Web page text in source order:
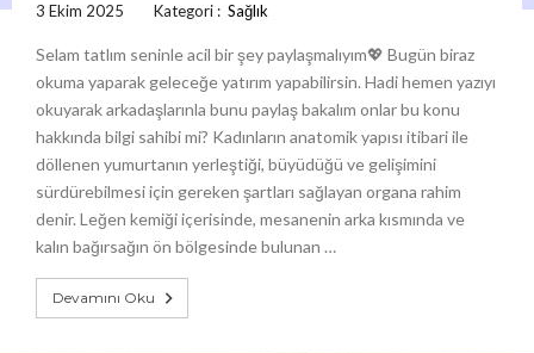
3 Ekim 2025 Kategori : Sağlık
Selam tatlım seninle acil bir şey paylaşmalıyım💖 Bugün biraz
okuma yaparak geleceğe yatırım yapabilirsin. Hadi hemen yazıyı
okuyarak arkadaşlarınla bunu paylaş bakalım onlar bu konu
hakkında bilgi sahibi mi? Kadınların anatomik yapısı itibari ile
döllenen yumurtanın yerleştiği, büyüdüğü ve gelişimini
sürdürebilmesi için gereken şartları sağlayan organa rahim
denir. Leğen kemiği içerisinde, mesanenin arka kısmında ve
kalın bağırsağın ön bölgesinde bulunan …
Devamını Oku